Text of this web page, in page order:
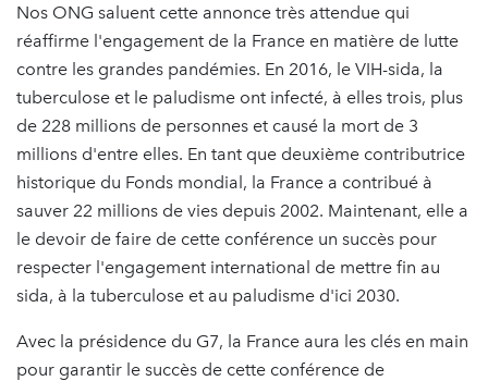
Nos ONG saluent cette annonce très attendue qui
réaffirme l'engagement de la France en matière de lutte
contre les grandes pandémies. En 2016, le VIH-sida, la
tuberculose et le paludisme ont infecté, à elles trois, plus
de 228 millions de personnes et causé la mort de 3
millions d'entre elles. En tant que deuxième contributrice
historique du Fonds mondial, la France a contribué à
sauver 22 millions de vies depuis 2002. Maintenant, elle a
le devoir de faire de cette conférence un succès pour
respecter l'engagement international de mettre fin au
sida, à la tuberculose et au paludisme d'ici 2030.
Avec la présidence du G7, la France aura les clés en main
pour garantir le succès de cette conférence de